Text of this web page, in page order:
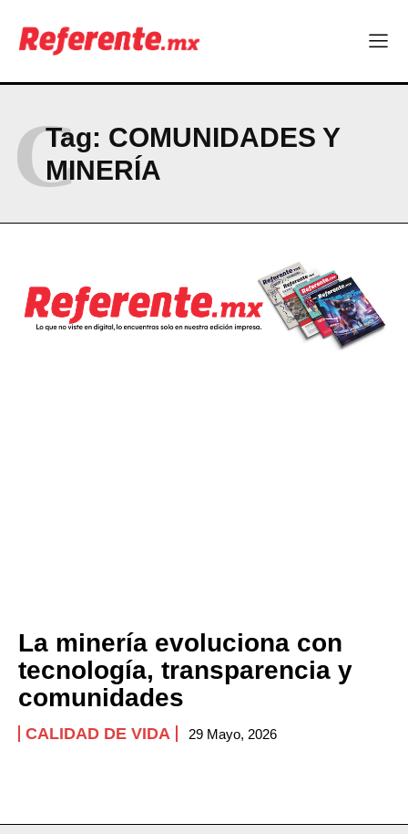
ABOUT
NEWSLETTER
Tag: COMUNIDADES Y
MINERÍA
C
La minería evoluciona con
tecnología, transparencia y
comunidades
CALIDAD DE VIDA 29 Mayo, 2026